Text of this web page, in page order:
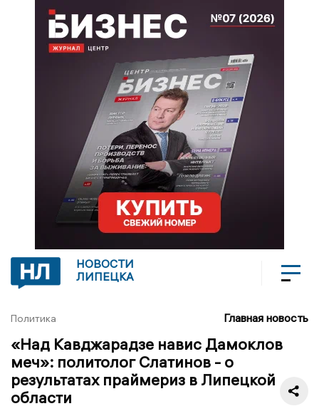
НОВОСТИ
ЛИПЕЦКА
Политика Главная новость
«Над Кавджарадзе навис Дамоклов
меч»: политолог Слатинов - о
результатах праймериз в Липецкой
области